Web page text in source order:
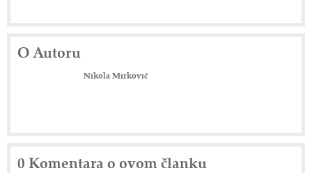
O Autoru
Nikola Mirković
0 Komentara o ovom članku